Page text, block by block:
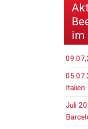
im
Italien
Juli